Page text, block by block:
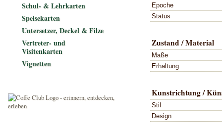
Epoche
Status
Zustand / Material
Maße
Erhaltung
Kunstrichtung /
Stil
Design
Schul- & Lehrkarten
Speisekarten
Untersetzer, Deckel & Filze
Vertreter- und
Visitenkarten
Vignetten